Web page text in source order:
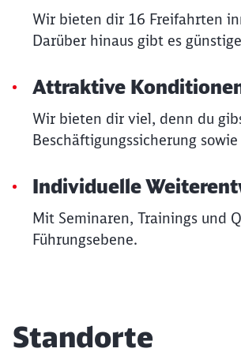
Wir bieten dir 16 Freifahrten
Darüber hinaus gibt es
Attraktive
Wir bieten dir viel, denn du
Beschäftigungssicherung
Individuelle
Mit Seminaren, Trainings und
Führungsebene.
Standorte